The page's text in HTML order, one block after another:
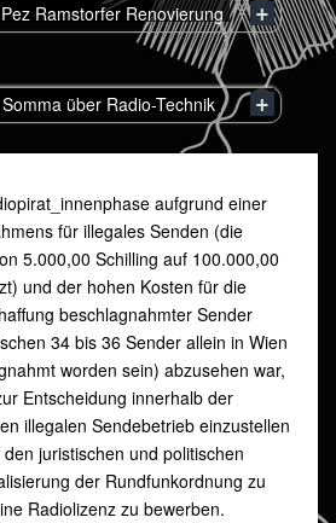
Ramstorfer Renovierung
über Radio-Technik
aufgrund einer
für illegales Senden (die
5.000,00 Schilling auf 100.000,00
und der hohen Kosten für die
beschlagnahmter Sender
34 bis 36 Sender allein in Wien
worden sein) abzusehen war,
Entscheidung innerhalb der
illegalen Sendebetrieb einzustellen
juristischen und politischen
der Rundfunkordnung zu
Radiolizenz zu bewerben.